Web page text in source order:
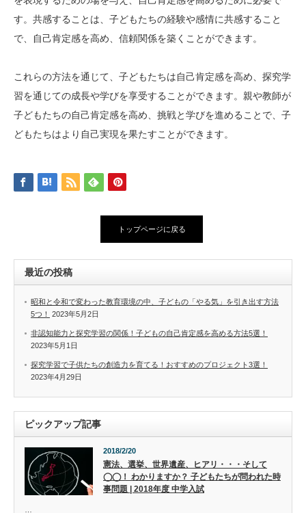
す。共感することは、子どもたちの経験や感情に共感すること
で、自己肯定感を高め、信頼関係を築くことができます。
これらの方法を通じて、子どもたちは自己肯定感を高め、探究学
習を通じての成長や学びを享受することができます。親や教師が
子どもたちの自己肯定感を高め、挑戦と学びを進めることで、子
どもたちはより自己実現を果たすことができます。
トップページに戻る
最近の投稿
昭和と令和で変わった教育環境の中、子どもの「やる気」を引き出す方法
5つ！
2023年5月2日
非認知能力と探究学習の関係！子どもの自己肯定感を高める方法5選！
2023年5月1日
探究学習で子供たちの創造力を育てる！おすすめのプロジェクト3選！
2023年4月29日
ピックアップ記事
2018/2/20
憲法、選挙、世界遺産、ヒアリ・・・そして
◯◯！ わかりますか？ 子どもたちが問われた時
事問題 | 2018年度 中学入試